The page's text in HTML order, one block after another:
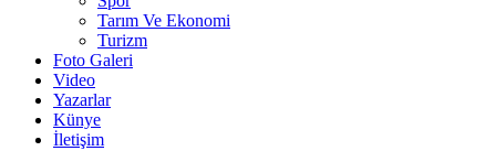
Tarım Ve Ekonomi
Turizm
Foto Galeri
Video
Yazarlar
Künye
İletişim